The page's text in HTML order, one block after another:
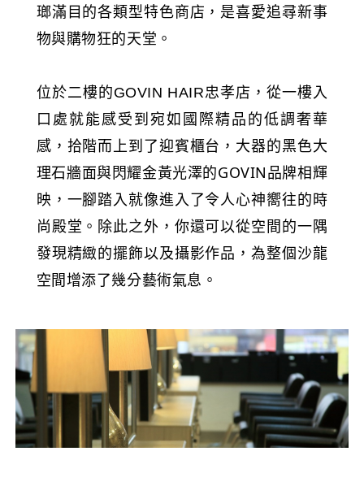
瑯滿目的各類型特色商店，是喜愛追尋新事
物與購物狂的天堂。
位於二樓的GOVIN HAIR忠孝店 ，從一樓入
口處就能感受到宛如國際精品的低調奢華
感，拾階而上到了迎賓櫃台，大器的黑色大
理石牆面與閃耀金黃光澤的GOVIN品牌相輝
映，一腳踏入就像進入了令人心神嚮往的時
尚殿堂。除此之外，你還可以從空間的一隅
發現精緻的擺飾以及攝影作品，為整個沙龍
空間增添了幾分藝術氣息。